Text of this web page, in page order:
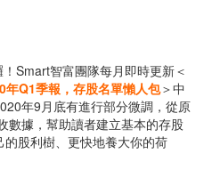
Smart智富團隊每月即時更新＜
Q1季報，存股名單懶人包＞中
年9月底有進行部分微調，從原
數據，幫助讀者建立基本的存股
股利樹、更快地養大你的荷